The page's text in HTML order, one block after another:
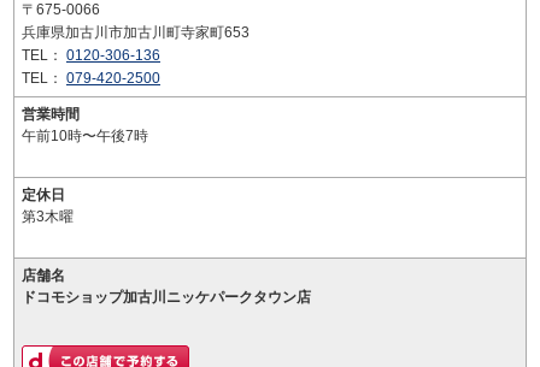
〒675-0066
兵庫県加古川市加古川町寺家町653
TEL： 0120-306-136
TEL： 079-420-2500
営業時間
午前10時〜午後7時
定休日
第3木曜
店舗名
ドコモショップ加古川ニッケパークタウン店